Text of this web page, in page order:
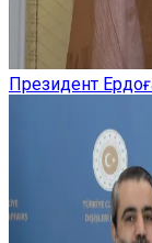
Президент